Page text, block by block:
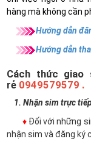
hàng mà không cần
Hướng dẫn
Hướng dẫn
Cách thức giao
rẻ 0949579579 .
1. Nhận sim trực
♦ Đối với những
nhận sim và đăng ký